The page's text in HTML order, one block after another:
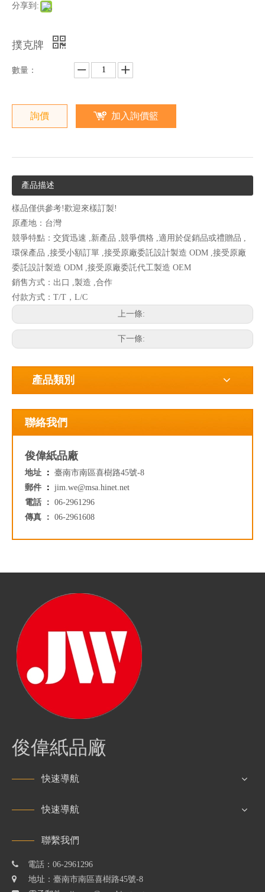
分享到:
撲克牌
數量：
詢價 加入詢價籃
產品描述
樣品僅供參考!歡迎來樣訂製!
原產地：台灣
競爭特點：交貨迅速 ,新產品 ,競爭價格 ,適用於促銷品或禮贈品 ,
環保產品 ,接受小額訂單 ,接受原廠委託設計製造 ODM ,接受原廠
委託設計製造 ODM ,接受原廠委託代工製造 OEM
銷售方式：出口 ,製造 ,合作
付款方式：T/T，L/C
上一條:
下一條:
產品類別
聯絡我們
俊偉紙品廠
地址 ： 臺南市南區喜樹路45號-8
郵件
： jim.we@msa.hinet.net
電話 ： 06-2961296
傳真 ： 06-2961608
​俊偉紙品廠
快速導航
快速導航
聯繫我們
 電話：06-2961296
 地址：臺南市南區喜樹路45號-8